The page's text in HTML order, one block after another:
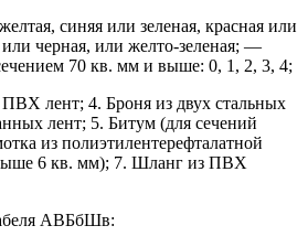
синяя или зеленая, красная или
черная, или желто-зеленая; —
70 кв. мм и выше: 0, 1, 2, 3, 4;
лент; 4. Броня из двух стальных
лент; 5. Битум (для сечений
из полиэтилентерефталатной
6 кв. мм); 7. Шланг из ПВХ
АВБбШв: